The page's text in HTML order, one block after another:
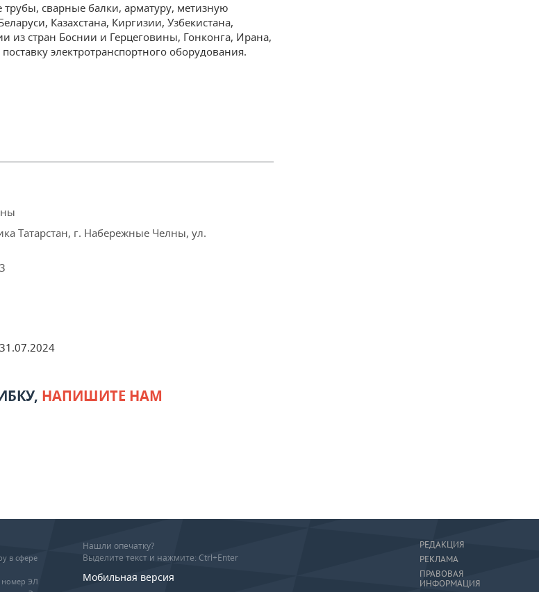
трубы, сварные балки, арматуру, метизную
Казахстана, Киргизии, Узбекистана,
из стран Боснии и Герцеговины, Гонконга, Ирана,
электротранспортного оборудования.
Татарстан, г. Набережные Челны, ул.
31.07.2024
НАПИШИТЕ НАМ
в сфере
номер ЭЛ
Нашли опечатку?
Выделите текст и нажмите: Ctrl+Enter
Мобильная версия
РЕДАКЦИЯ
РЕКЛАМА
ПРАВОВАЯ
ИНФОРМАЦИЯ